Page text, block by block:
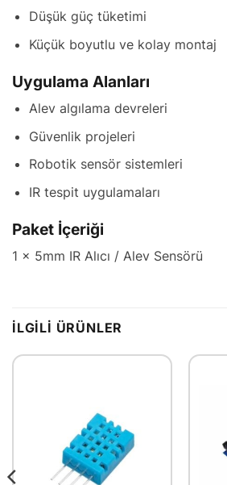
Düşük güç tüketimi
Küçük boyutlu ve kolay montaj
Uygulama Alanları
Alev algılama devreleri
Güvenlik projeleri
Robotik sensör sistemleri
IR tespit uygulamaları
Paket İçeriği
1 x 5mm IR Alıcı / Alev Sensörü
İLGILI ÜRÜNLER